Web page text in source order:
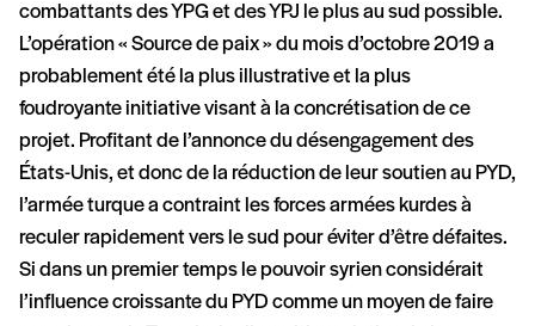
combattants des YPG et des YPJ le plus au sud possible.
L’opération « Source de paix » du mois d’octobre 2019 a
probablement été la plus illustrative et la plus
foudroyante initiative visant à la concrétisation de ce
projet. Profitant de l’annonce du désengagement des
États-Unis, et donc de la réduction de leur soutien au PYD,
l’armée turque a contraint les forces armées kurdes à
reculer rapidement vers le sud pour éviter d’être défaites.
Si dans un premier temps le pouvoir syrien considérait
l’influence croissante du PYD comme un moyen de faire